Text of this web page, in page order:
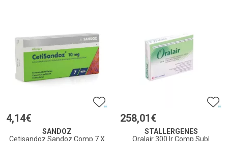
4,14€
SANDOZ
Cetisandoz Sandoz Comp 7 X
258,01 €
STALLERGENES
Oralair 300 Ir Comp Subl